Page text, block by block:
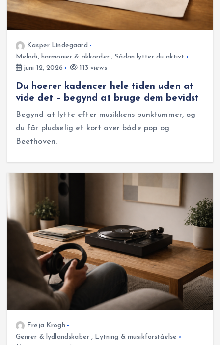
Kasper Lindegaard
Melodi, harmonier & akkorder,Sådan lytter du aktivt
juni 12, 2026
113 views
Du hoerer kadencer hele tiden uden at
vide det – begynd at bruge dem bevidst
Begynd at lytte efter musikkens punktummer, og
du får pludselig et kort over både pop og
Beethoven.
Freja Krogh
Genrer & lydlandskaber, Lytning & musikforståelse